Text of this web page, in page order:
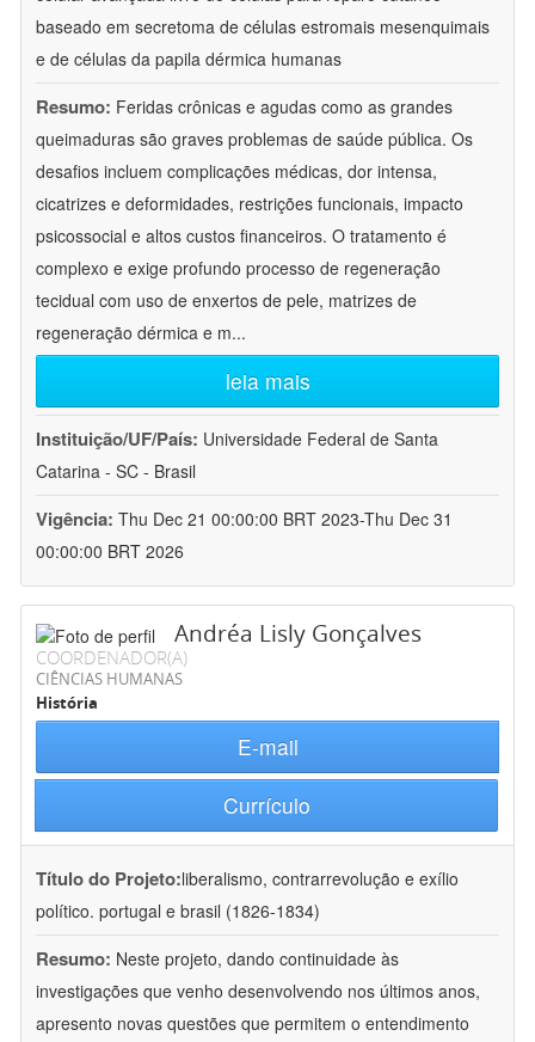
baseado em secretoma de células estromais mesenquimais
e de células da papila dérmica humanas
Resumo: Feridas crônicas e agudas como as grandes
queimaduras são graves problemas de saúde pública. Os
desafios incluem complicações médicas, dor intensa,
cicatrizes e deformidades, restrições funcionais, impacto
psicossocial e altos custos financeiros. O tratamento é
complexo e exige profundo processo de regeneração
tecidual com uso de enxertos de pele, matrizes de
regeneração dérmica e m...
leia mais
Instituição/UF/País: Universidade Federal de Santa
Catarina - SC - Brasil
Vigência: Thu Dec 21 00:00:00 BRT 2023-Thu Dec 31
00:00:00 BRT 2026
Andréa Lisly Gonçalves
COORDENADOR(A)
CIÊNCIAS HUMANAS
História
E-mail
Currículo
Título do Projeto:liberalismo, contrarrevolução e exílio
político. portugal e brasil (1826-1834)
Resumo: Neste projeto, dando continuidade às
investigações que venho desenvolvendo nos últimos anos,
apresento novas questões que permitem o entendimento